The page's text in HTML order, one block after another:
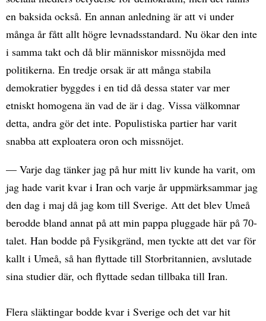
en baksida också. En annan anledning är att vi under
många år fått allt högre levnadsstandard. Nu ökar den inte
i samma takt och då blir människor missnöjda med
politikerna. En tredje orsak är att många stabila
demokratier byggdes i en tid då dessa stater var mer
etniskt homogena än vad de är i dag. Vissa välkomnar
detta, andra gör det inte. Populistiska partier har varit
snabba att exploatera oron och missnöjet.
— Varje dag tänker jag på hur mitt liv kunde ha varit, om
jag hade varit kvar i Iran och varje år uppmärksammar jag
den dag i maj då jag kom till Sverige. Att det blev Umeå
berodde bland annat på att min pappa pluggade här på 70-
talet. Han bodde på Fysikgränd, men tyckte att det var för
kallt i Umeå, så han flyttade till Storbritannien, avslutade
sina studier där, och flyttade sedan tillbaka till Iran.
Flera släktingar bodde kvar i Sverige och det var hit